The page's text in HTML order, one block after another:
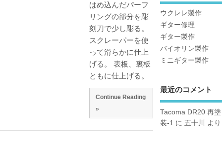
はめ込んだパーフ
リングの部分を彫
刻刀で少し彫る。
スクレーパーを使
って滑らかに仕上
げる。 表板、裏板
ともに仕上げる。
Continue Reading
»
ウクレレ製作
ギター修理
ギター製作
バイオリン製作
ミニギター製作
最近のコメント
Tacoma DR20 再塗
装-1 に 五十川 より